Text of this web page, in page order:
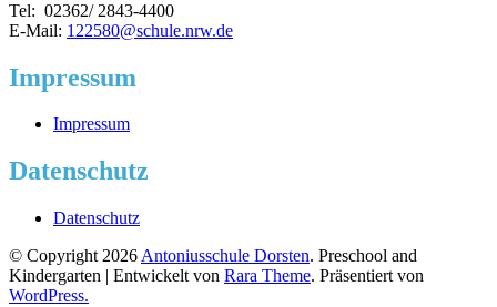
Tel: 02362/ 2843-4400
E-Mail: 122580@schule.nrw.de
Impressum
Impressum
Datenschutz
Datenschutz
© Copyright 2026 Antoniusschule Dorsten. Preschool and
Kindergarten | Entwickelt von Rara Theme. Präsentiert von
WordPress.